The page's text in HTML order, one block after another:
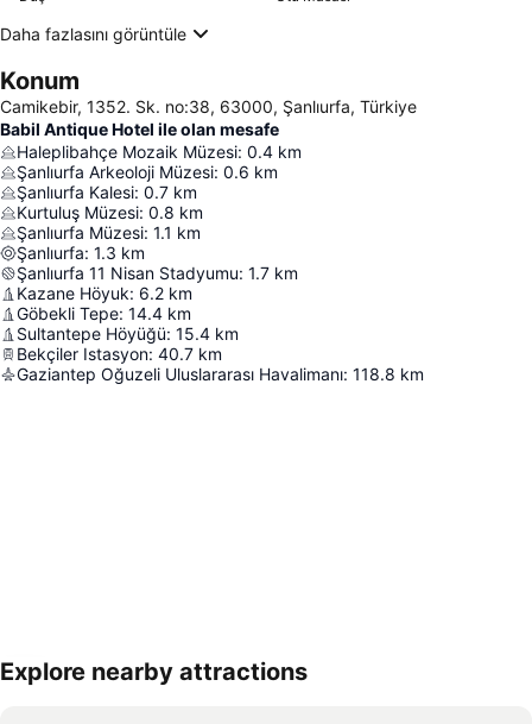
Daha fazlasını görüntüle
Konum
Camikebir, 1352. Sk. no:38, 63000, Şanlıurfa, Türkiye
Babil Antique Hotel ile olan mesafe
Haleplibahçe Mozaik Müzesi: 0.4 km
Şanlıurfa Arkeoloji Müzesi: 0.6 km
Şanlıurfa Kalesi: 0.7 km
Kurtuluş Müzesi: 0.8 km
Şanlıurfa Müzesi: 1.1 km
Şanlıurfa: 1.3 km
Şanlıurfa 11 Nisan Stadyumu: 1.7 km
Kazane Höyuk: 6.2 km
Göbekli Tepe: 14.4 km
Sultantepe Höyüğü: 15.4 km
Bekçiler Istasyon: 40.7 km
Gaziantep Oğuzeli Uluslararası Havalimanı: 118.8 km
Haritayı genişlet
Explore nearby attractions